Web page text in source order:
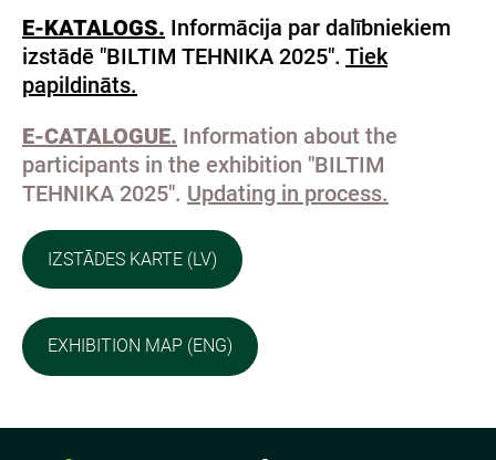
E-KATALOGS. Informācija par dalībniekiem
izstādē "BILTIM TEHNIKA 2025". Tiek
papildināts.
E-CATALOGUE. Information about the
participants in the exhibition "BILTIM
TEHNIKA 2025". Updating in process.
IZSTĀDES KARTE (LV)
EXHIBITION MAP (ENG)